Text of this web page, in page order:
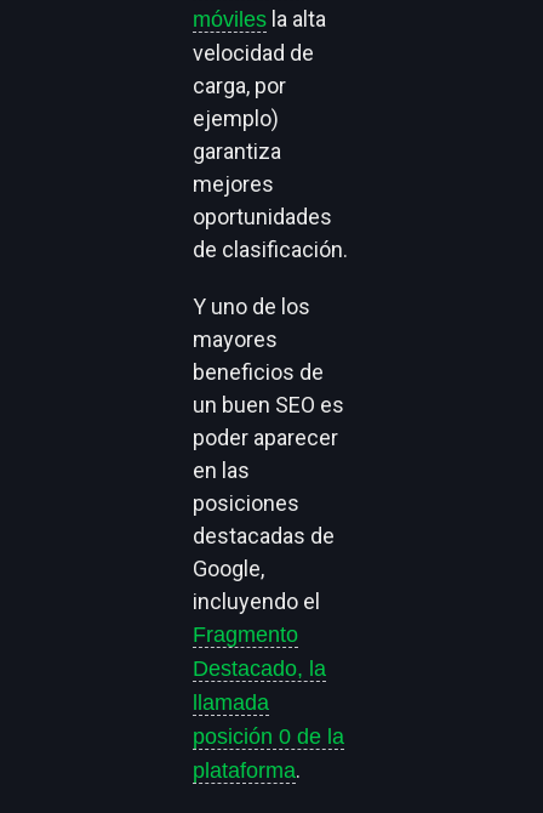
móviles la alta
velocidad de
carga, por
ejemplo)
garantiza
mejores
oportunidades
de clasificación.
Y uno de los
mayores
beneficios de
un buen SEO es
poder aparecer
en las
posiciones
destacadas de
Google,
incluyendo el
Fragmento
Destacado, la
llamada
posición 0 de la
plataforma.